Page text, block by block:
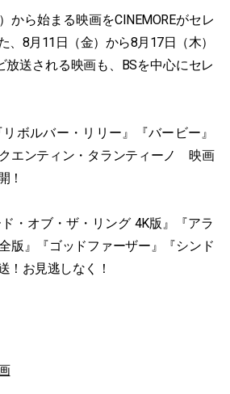
から始まる映画をCINEMOREがセレ
、8月11日（金）から8月17日（木）
放送される映画も、BSを中心にセレ
ボルバー・リリー』『バービー』
クエンティン・タランティーノ 映画
！
・オブ・ザ・リング 4K版』『アラ
版』『ゴッドファーザー』『シンド
！お見逃しなく！